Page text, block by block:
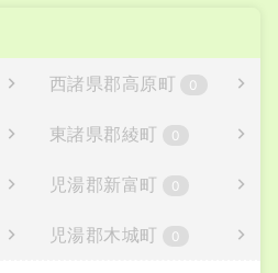
西諸県郡高原町 0
東諸県郡綾町 0
児湯郡新富町 0
児湯郡木城町 0